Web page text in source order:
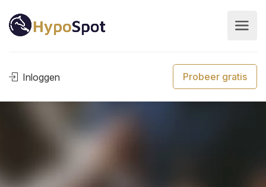
Inloggen Probeer gratis